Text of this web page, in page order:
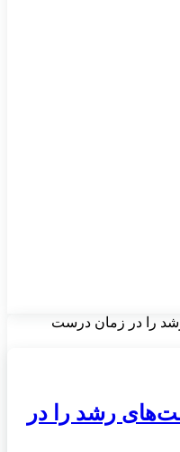
را در زمان درست
رشد را در